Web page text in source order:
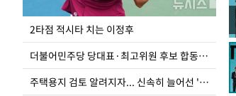
2타점 적시타 치는 이정후
더불어민주당 당대표·최고위원 후보 합동연설회
주택용지 검토 알려지자... 신속히 늘어선 '근조화환'